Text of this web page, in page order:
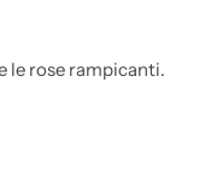
le rose rampicanti.